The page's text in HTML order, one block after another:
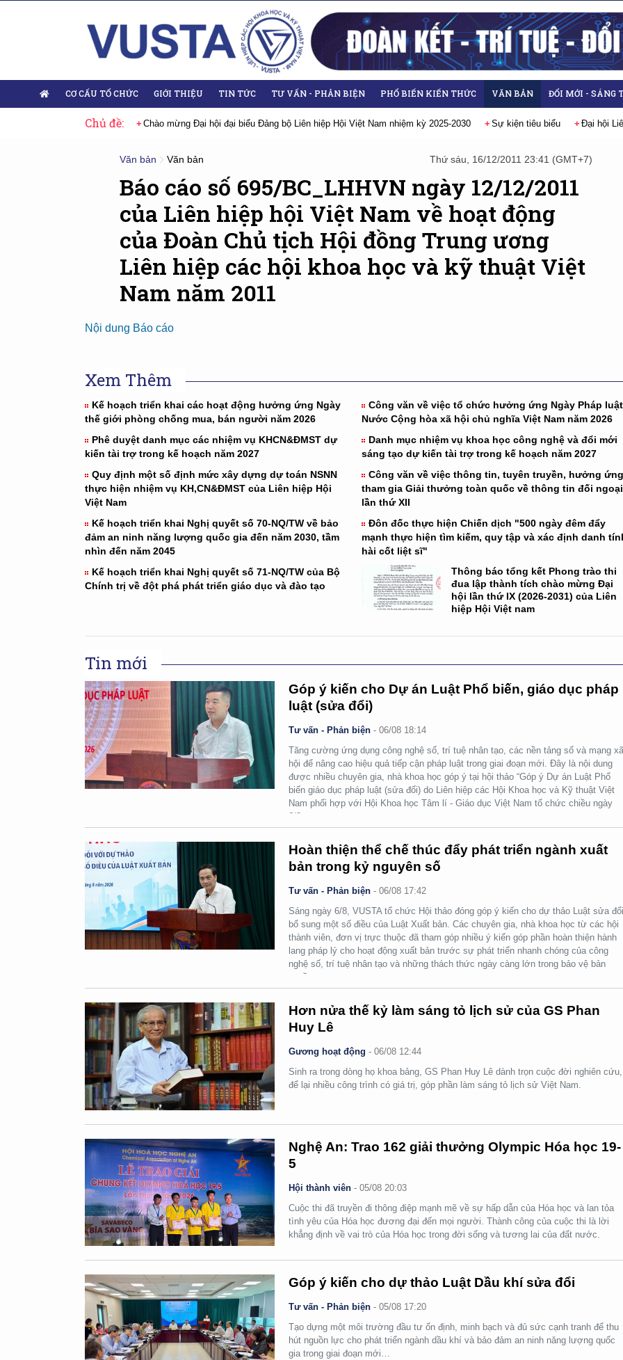
CƠ CẤU TỔ CHỨC GIỚI THIỆU TIN TỨC TƯ VẤN - PHẢN BIỆN PHỔ BIẾN KIẾN THỨC VĂN BẢN ĐỔI MỚI - SÁNG
Chủ đề:
hội lần thứ XIV của Đảng Chào mừng Đại hội đại biểu Đảng bộ Liên hiệp Hội Việt Nam nhiệm kỳ 2025-2030 Sự kiện tiêu biểu Đại hội
Văn bản Văn bản Thứ sáu, 16/12/2011 23:41 (GMT+7)
Báo cáo số 695/BC_LHHVN ngày 12/12/2011
của Liên hiệp hội Việt Nam về hoạt động
của Đoàn Chủ tịch Hội đồng Trung ương
Liên hiệp các hội khoa học và kỹ thuật Việt
Nam năm 2011
Nội dung Báo cáo
Xem Thêm
Kế hoạch triển khai các hoạt động hưởng ứng Ngày
thế giới phòng chống mua, bán người năm 2026
Công văn về việc tổ chức hưởng ứng Ngày Pháp luật
Nước Cộng hòa xã hội chủ nghĩa Việt Nam năm 2026
Phê duyệt danh mục các nhiệm vụ KHCN&ĐMST dự
kiến tài trợ trong kế hoạch năm 2027
Danh mục nhiệm vụ khoa học công nghệ và đổi mới
sáng tạo dự kiến tài trợ trong kế hoạch năm 2027
Quy định một số định mức xây dựng dự toán NSNN
thực hiện nhiệm vụ KH,CN&ĐMST của Liên hiệp Hội
Việt Nam
Công văn về việc thông tin, tuyên truyền, hưởng
tham gia Giải thưởng toàn quốc về thông tin đối ngoại
lần thứ XII
Kế hoạch triển khai Nghị quyết số 70-NQ/TW về bảo
đảm an ninh năng lượng quốc gia đến năm 2030, tầm
nhìn đến năm 2045
Đôn đốc thực hiện Chiến dịch "500 ngày đêm đẩy
mạnh thực hiện tìm kiếm, quy tập và xác định danh
hài cốt liệt sĩ"
Kế hoạch triển khai Nghị quyết số 71-NQ/TW của Bộ
Chính trị về đột phá phát triển giáo dục và đào tạo
Thông báo tổng kết Phong trào thi
đua lập thành tích chào mừng Đại
hội lần thứ IX (2026-2031) của Liên
hiệp Hội Việt nam
Tin mới
Góp ý kiến cho Dự án Luật Phổ biến, giáo dục pháp
luật (sửa đổi)
Tư vấn - Phản biện -06/08 18:14
Tăng cường ứng dụng công nghệ số, trí tuệ nhân tạo, các nền tảng số và mạng
hội để nâng cao hiệu quả tiếp cận pháp luật trong giai đoạn mới. Đây là nội dung
được nhiều chuyên gia, nhà khoa học góp ý tại hội thảo “Góp ý Dự án Luật Phổ
biến giáo dục pháp luật (sửa đổi) do Liên hiệp các Hội Khoa học và Kỹ thuật Việt
Nam phối hợp với Hội Khoa học Tâm lí - Giáo dục Việt Nam tổ chức chiều ngày
6/8.
Hoàn thiện thể chế thúc đẩy phát triển ngành xuất
bản trong kỷ nguyên số
Tư vấn - Phản biện -06/08 17:42
Sáng ngày 6/8, VUSTA tổ chức Hội thảo đóng góp ý kiến cho dự thảo Luật sửa
bổ sung một số điều của Luật Xuất bản. Các chuyên gia, nhà khoa học từ các hội
thành viên, đơn vị trực thuộc đã tham góp nhiều ý kiến góp phần hoàn thiện hành
lang pháp lý cho hoạt động xuất bản trước sự phát triển nhanh chóng của công
nghệ số, trí tuệ nhân tạo và những thách thức ngày càng lớn trong bảo vệ bản
quyền.
Hơn nửa thế kỷ làm sáng tỏ lịch sử của GS Phan
Huy Lê
Gương hoạt động -06/08 12:44
Sinh ra trong dòng họ khoa bảng, GS Phan Huy Lê dành trọn cuộc đời nghiên cứu,
để lại nhiều công trình có giá trị, góp phần làm sáng tỏ lịch sử Việt Nam.
Nghệ An: Trao 162 giải thưởng Olympic Hóa học 19-
5
Hội thành viên -05/08 20:03
Cuộc thi đã truyền đi thông điệp mạnh mẽ về sự hấp dẫn của Hóa học và lan tỏa
tình yêu của Hóa học đương đại đến mọi người. Thành công của cuộc thi là lời
khẳng định về vai trò của Hóa học trong đời sống và tương lai của đất nước.
Góp ý kiến cho dự thảo Luật Dầu khí sửa đổi
Tư vấn - Phản biện -05/08 17:20
Tạo dựng một môi trường đầu tư ổn định, minh bạch và đủ sức cạnh tranh để thu
hút nguồn lực cho phát triển ngành dầu khí và bảo đảm an ninh năng lượng quốc
gia trong giai đoạn mới…